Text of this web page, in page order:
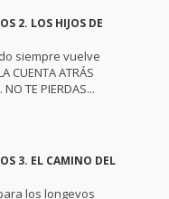
2. LOS HIJOS DE
siempre vuelve
ATRÁS
NO TE PIERDAS...
3. EL CAMINO DEL
los longevos